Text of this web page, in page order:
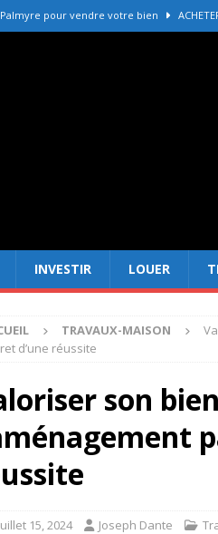
pour vendre votre bien
INVESTIR LOUER
TRAVAUX-MAISON
d’une réussite
son
15, 2024 Joseph Dante